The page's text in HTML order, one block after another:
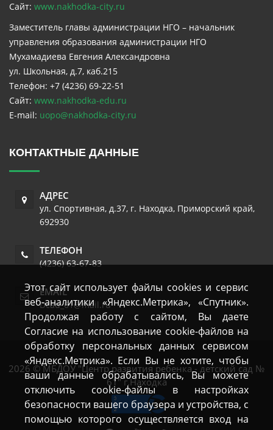
Этот сайт использует файлы cookies и сервис
веб-аналитики «Яндекс.Метрика», «Спутник».
Продолжая работу с сайтом, Вы даете
Согласие на использование cookie-файлов на
обработку персональных данных сервисом
«Яндекс.Метрика». Если Вы не хотите, чтобы
ваши данные обрабатывались, Вы можете
отключить cookie-файлы в настройках
безопасности вашего браузера и устройства, с
помощью которого осуществляется вход на
Сайт: www.nakhodka-city.ru
Заместитель главы администрации НГО – начальник
управления образования администрации НГО
Мухамадиева Евгения Александровна
ул. Школьная, д.7, каб.215
Телефон: +7 (4236) 69-22-51
Сайт: www.nakhodka-edu.ru
E-mail: uopo@nakhodka-city.ru
КОНТАКТНЫЕ ДАННЫЕ
АДРЕС
ул. Спортивная, д.37, г. Находка, Приморский край,
692930
ТЕЛЕФОН
(4236) 63-67-83
EMAIL
Dcad_61@mail.ru
2026 © МБДОУ "Центр развития ребенка - детский сад №
61" г.Находка